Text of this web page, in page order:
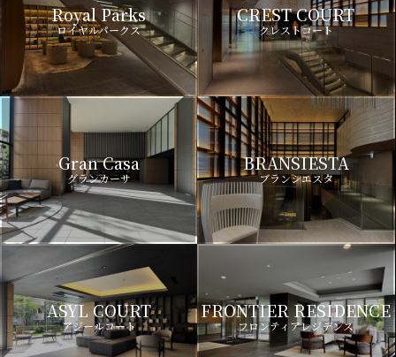
Royal Parks
ロイヤルパークス
CREST COURT
クレストコート
Gran Casa
グランカーサ
BRANSIESTA
ブランシエスタ
ASYL COURT
アジールコート
FRONTIER RESIDENCE
フロンティアレジデンス